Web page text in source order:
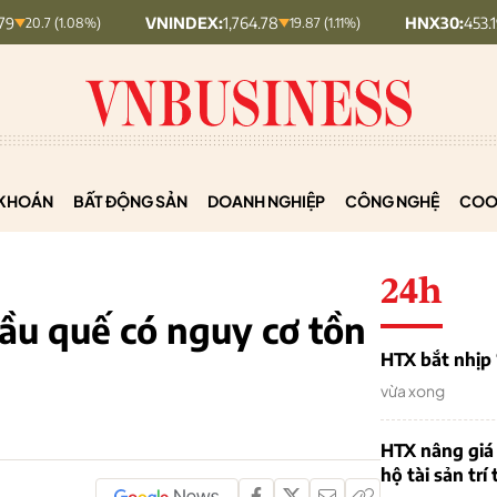
VNINDEX: 1,764.78 19.87 (1.11%) HNX30: 453.19 5.87
BẤT ĐỘNG SẢN DOANH NGHIỆP CÔNG NGHỆ
quế có nguy cơ tồn
24h
HTX bắt nhịp
vừa xong
HTX nâng
hộ tài sản trí